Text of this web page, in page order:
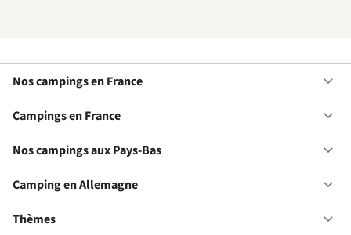
Nos campings en France
Campings en France
Nos campings aux Pays-Bas
Camping en Allemagne
Thèmes